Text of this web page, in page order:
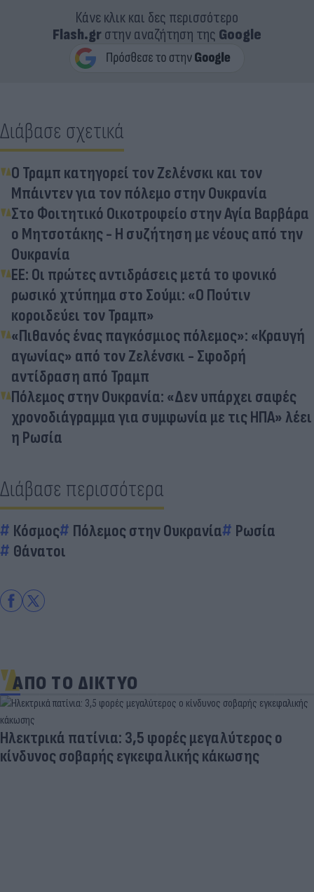
Κάνε κλικ και δες περισσότερο
Flash.grστην αναζήτηση της Google
Διάβασε σχετικά
Ο Τραμπ κατηγορεί τον Ζελένσκι και τον
Μπάιντεν για τον πόλεμο στην Ουκρανία
Στο Φοιτητικό Οικοτροφείο στην Αγία Βαρβάρα
ο Μητσοτάκης - Η συζήτηση με νέους από την
Ουκρανία
ΕΕ: Οι πρώτες αντιδράσεις μετά το φονικό
ρωσικό χτύπημα στο Σούμι: «Ο Πούτιν
κοροιδεύει τον Τραμπ»
«Πιθανός ένας παγκόσμιος πόλεμος»: «Κραυγή
αγωνίας» από τον Ζελένσκι - Σφοδρή
αντίδραση από Τραμπ
Πόλεμος στην Ουκρανία: «Δεν υπάρχει σαφές
χρονοδιάγραμμα για συμφωνία με τις ΗΠΑ» λέει
η Ρωσία
Διάβασε περισσότερα
Κόσμος Πόλεμος στην Ουκρανία
Ρωσία
Θάνατοι
ΑΠΟ ΤΟ ΔΙΚΤΥΟ
Ηλεκτρικά πατίνια: 3,5 φορές μεγαλύτερος ο
κίνδυνος σοβαρής εγκεφαλικής κάκωσης